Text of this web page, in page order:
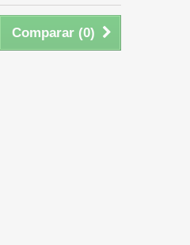
Comparar (0)